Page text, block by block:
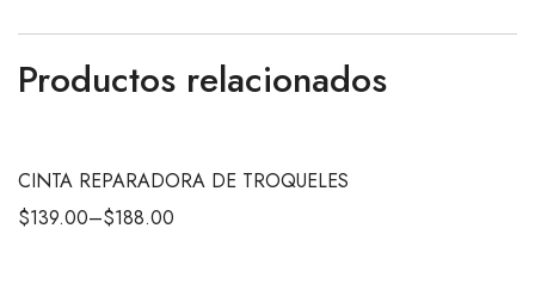
Productos relacionados
CINTA REPARADORA DE TROQUELES
$139.00–$188.00